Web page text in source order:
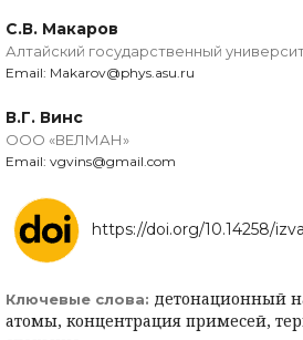
С.В. Макаров
Алтайский государственный
Email: Makarov@phys.asu.ru
В.Г. Винс
ООО «ВЕЛМАН»
Email: vgvins@gmail.com
https://doi.org/10.14258/
Ключевые слова: детонационный
атомы, концентрация примесей,